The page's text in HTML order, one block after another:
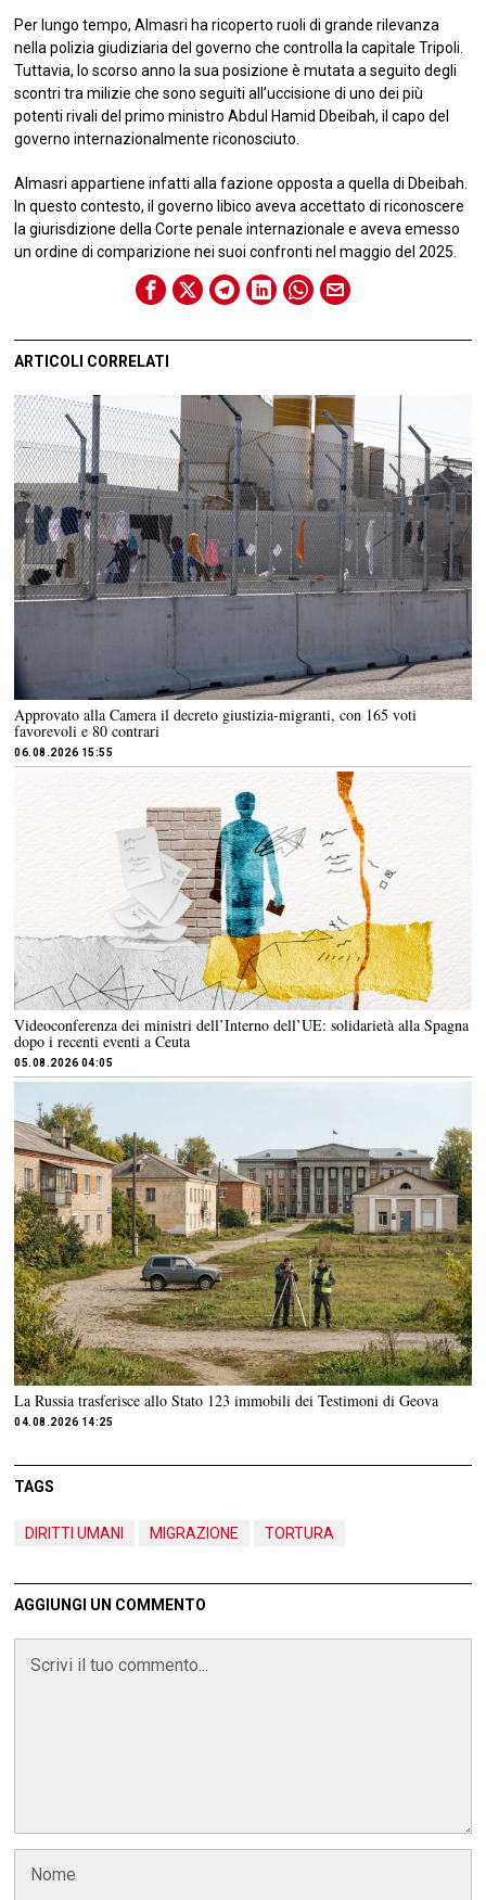
Per lungo tempo, Almasri ha ricoperto ruoli di grande rilevanza
nella polizia giudiziaria del governo che controlla la capitale Tripoli.
Tuttavia, lo scorso anno la sua posizione è mutata a seguito degli
scontri tra milizie che sono seguiti all’uccisione di uno dei più
potenti rivali del primo ministro Abdul Hamid Dbeibah, il capo del
governo internazionalmente riconosciuto.
Almasri appartiene infatti alla fazione opposta a quella di Dbeibah.
In questo contesto, il governo libico aveva accettato di riconoscere
la giurisdizione della Corte penale internazionale e aveva emesso
un ordine di comparizione nei suoi confronti nel maggio del 2025.
ARTICOLI CORRELATI
Approvato alla Camera il decreto giustizia-migranti, con 165 voti
favorevoli e 80 contrari
06.08.2026 15:55
Videoconferenza dei ministri dell’Interno dell’UE: solidarietà alla Spagna
dopo i recenti eventi a Ceuta
05.08.2026 04:05
La Russia trasferisce allo Stato 123 immobili dei Testimoni di Geova
04.08.2026 14:25
TAGS
DIRITTI UMANI MIGRAZIONE TORTURA
AGGIUNGI UN COMMENTO